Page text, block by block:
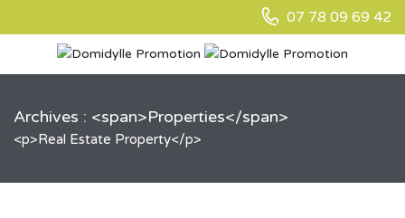
07 78 09 69 42
Archives : <span>Properties</span>
<p>Real Estate Property</p>